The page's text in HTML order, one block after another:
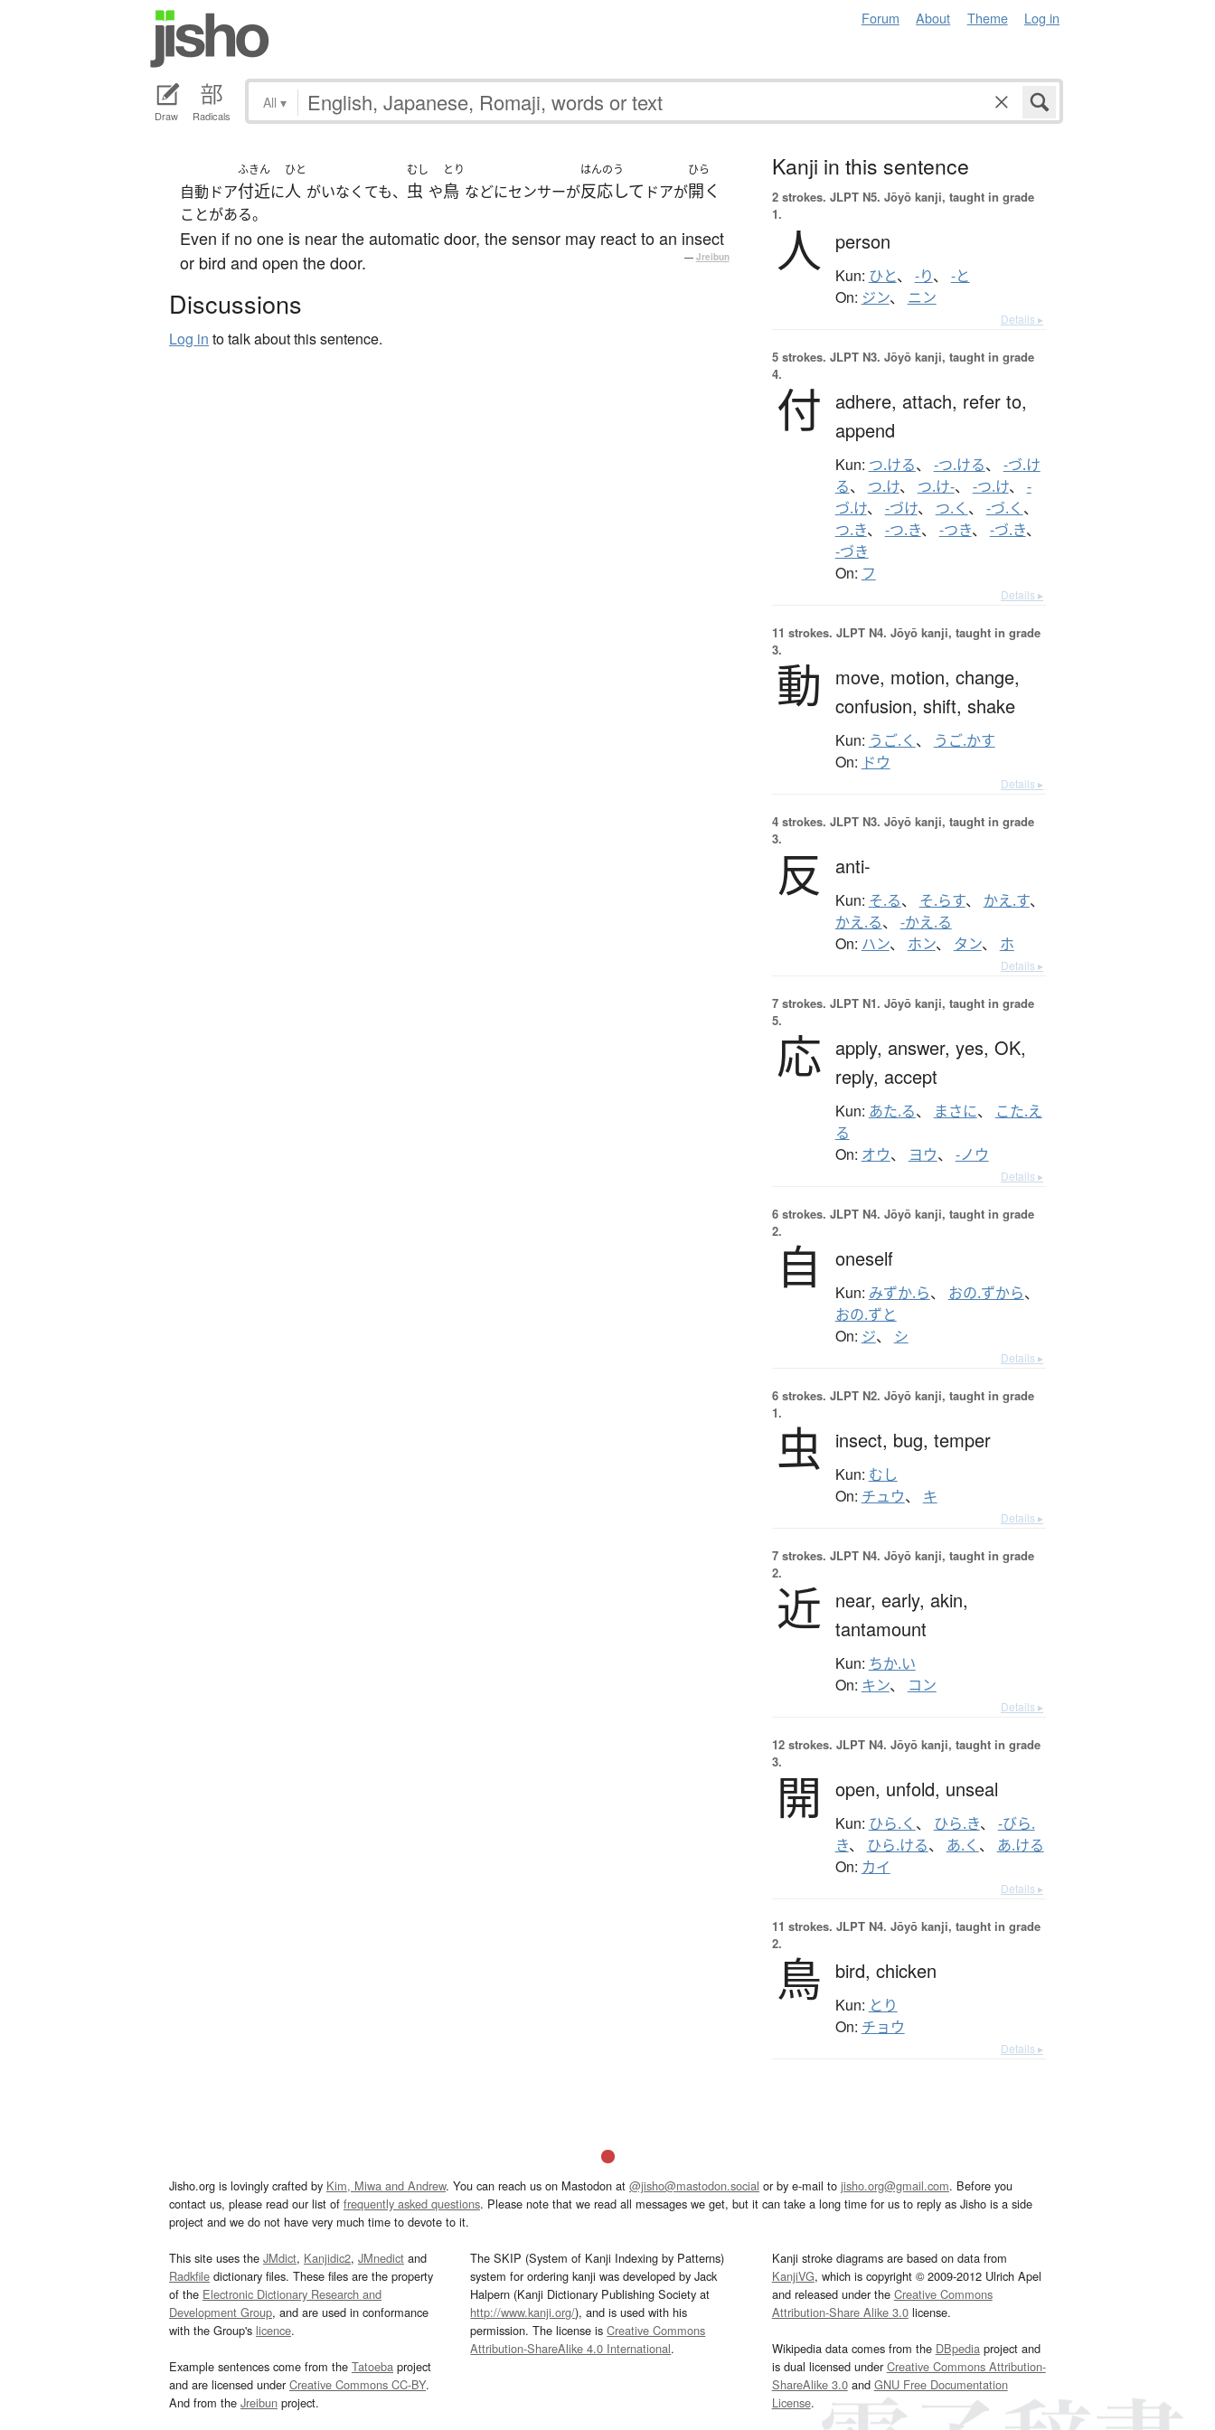
Forum About Theme Log in
Draw Radicals
All ▾
自動ドア
ふきん
付近に
ひと
人 がいなくても、
むし
虫 や
とり
鳥 などにセンサーが
はんのう
反応して ドアが
ひら
開く
ことがある。
Even if no one is near the automatic door, the sensor may react to an insect
or bird and open the door.
— Jreibun
Discussions
Log in to talk about this sentence.
Kanji in this sentence
2 strokes. JLPT N5. Jōyō kanji, taught in grade
1.
人 person
Kun: ひと、 -り、 -と
On: ジン、 ニン
Details ▸
5 strokes. JLPT N3. Jōyō kanji, taught in grade
4.
付 adhere, attach, refer to,
append
Kun: つ.ける、 -つ.ける、 -づ.け
る、 つ.け、 つ.け-、 -つ.け、 -
づ.け、 -づけ、 つ.く 、 -づ.く 、
つ.き、 -つ.き、 -つき、 -づ.き、
-づき
On: フ
Details ▸
11 strokes. JLPT N4. Jōyō kanji, taught in grade
3.
動 move, motion, change,
confusion, shift, shake
Kun: うご.く 、 うご.かす
On: ドウ
Details ▸
4 strokes. JLPT N3. Jōyō kanji, taught in grade
3.
反 anti-
Kun: そ.る、 そ.らす、 かえ.す、
かえ.る、 -かえ.る
On: ハン、 ホン、 タン、 ホ
Details ▸
7 strokes. JLPT N1. Jōyō kanji, taught in grade
5.
応 apply, answer, yes, OK,
reply, accept
Kun: あた.る、 まさに、
こた.え
る
On: オウ、 ヨウ、 -ノウ
Details ▸
6 strokes. JLPT N4. Jōyō kanji, taught in grade
2.
自 oneself
Kun: みずか.ら、 おの.ずから、
おの.ずと
On: ジ、 シ
Details ▸
6 strokes. JLPT N2. Jōyō kanji, taught in grade
1.
虫 insect, bug, temper
Kun: むし
On: チュウ、 キ
Details ▸
7 strokes. JLPT N4. Jōyō kanji, taught in grade
2.
近 near, early, akin,
tantamount
Kun: ちか.い
On: キン、 コン
Details ▸
12 strokes. JLPT N4. Jōyō kanji, taught in grade
3.
開 open, unfold, unseal
Kun: ひら.く 、 ひら.き、 -びら.
き、 ひら.ける、 あ.く 、 あ.ける
On: カイ
Details ▸
11 strokes. JLPT N4. Jōyō kanji, taught in grade
2.
鳥 bird, chicken
Kun: とり
On: チョウ
Details ▸
Jisho.org is lovingly crafted by Kim, Miwa and Andrew. You can reach us on Mastodon at @jisho@mastodon.social or by e-mail to jisho.org@gmail.com. Before you
contact us, please read our list of frequently asked questions. Please note that we read all messages we get, but it can take a long time for us to reply as Jisho is a side
project and we do not have very much time to devote to it.
This site uses the JMdict, Kanjidic2, JMnedict and
Radkfile dictionary files. These files are the property
of the Electronic Dictionary Research and
Development Group, and are used in conformance
with the Group's licence.
Example sentences come from the Tatoeba project
and are licensed underCreative Commons CC-BY.
And from the Jreibun project.
The SKIP (System of Kanji Indexing by Patterns)
system for ordering kanji was developed by Jack
Halpern (Kanji Dictionary Publishing Society at
http://www.kanji.org/), and is used with his
permission. The license isCreative Commons
Attribution-ShareAlike 4.0 International.
Kanji stroke diagrams are based on data from
KanjiVG, which is copyright © 2009-2012 Ulrich Apel
and released under the Creative Commons
Attribution-Share Alike 3.0license.
Wikipedia data comes from the DBpediaproject and
is dual licensed underCreative Commons Attribution-
ShareAlike 3.0and GNU Free Documentation
License.